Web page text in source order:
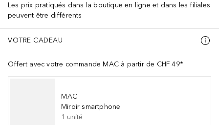
Les prix pratiqués dans la boutique en ligne et dans les filiales
peuvent être différents
VOTRE CADEAU
Offert avec votre commande MAC à partir de CHF 49*
MAC
Miroir smartphone
1 unité